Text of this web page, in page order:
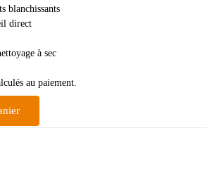
blanchissants
direct
à sec
au paiement.